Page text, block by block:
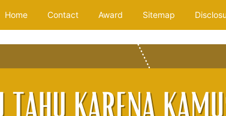
Home Contact Award Sitemap